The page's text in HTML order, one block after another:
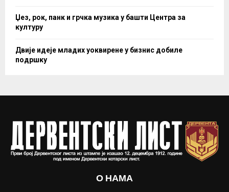
Џез, рок, панк и грчка музика у башти Центра за
културу
Двије идеје младих уоквирене у бизнис добиле
подршку
О НАМА